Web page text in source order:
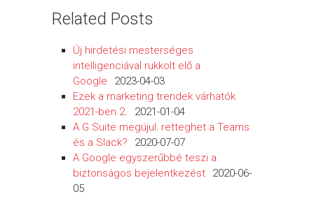
Related Posts
Új hirdetési mesterséges
intelligenciával rukkolt elő a
Google
2023-04-03
Ezek a marketing trendek várhatók
2021-ben 2.
2021-01-04
A G Suite megújul: retteghet a Teams
és a Slack?
2020-07-07
A Google egyszerűbbé teszi a
biztonságos bejelentkezést
2020-06-
05